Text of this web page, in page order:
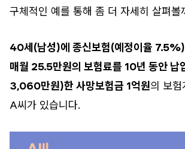
구체적인 예를 통해 좀 더 자세히 살펴볼
40세(남성)에 종신보험(예정이율
매월 25.5만원의 보험료를 10년 동안 납
3,060만원)한 사망보험금 1억원의 보험
A씨가 있습니다.